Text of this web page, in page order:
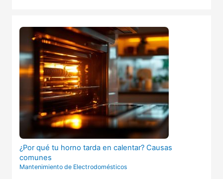
¿Por qué tu horno tarda en calentar? Causas
comunes
Mantenimiento de Electrodomésticos